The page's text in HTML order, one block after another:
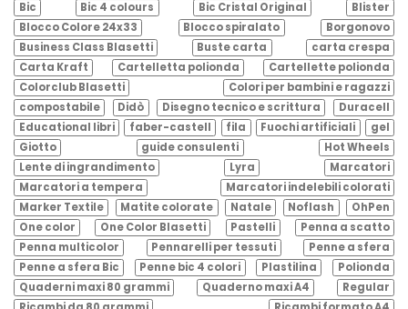
Bic Bic 4 colours Bic Cristal Original
Blister
Blocco Colore 24x33
Blocco spiralato
Borgonovo
Business Class Blasetti
Buste carta
carta crespa
Carta Kraft
Cartelletta polionda
Cartellette polionda
Colorclub Blasetti
Colori per bambini e ragazzi
compostabile
Didò Disegno tecnico e scrittura
Duracell
Educational libri
faber-castell fila Fuochi artificiali
gel
Giotto
guide consulenti
Hot Wheels
Lente di ingrandimento
Lyra
Marcatori
Marcatori a tempera
Marcatori indelebili colorati
Marker Textile
Matite colorate Natale Noflash
OhPen
One color
One Color Blasetti Pastelli
Penna a scatto
Penna multicolor
Pennarelli per tessuti
Penne a sfera
Penne a sfera Bic
Penne bic 4 colori Plastilina
Polionda
Quaderni maxi 80 grammi
Quaderno maxi A4
Regular